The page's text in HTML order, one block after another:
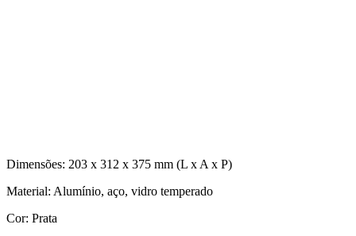
Dimensões: 203 x 312 x 375 mm (L x A x P)
Material: Alumínio, aço, vidro temperado
Cor: Prata